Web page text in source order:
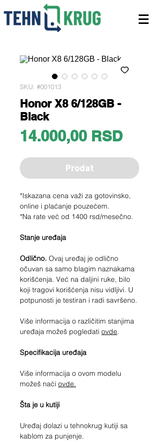
SKU: #001013
Honor X8 6/128GB -
Black
14.000,00 RSDPrice
Prodat
*Iskazana cena važi za gotovinsko,
online i plaćanje pouzećem.
*Na rate već od 1400 rsd/mesečno.
Stanje uređaja
Odlično. Ovaj uređaj je odlično
očuvan sa samo blagim naznakama
korišćenja. Već na daljini ruke, bilo
koji tragovi korišćenja nisu vidljivi. U
potpunosti je testiran i radi savršeno.
Više informacija o različitim stanjima
uređaja možeš pogledati ovde.
Specifikacija uređaja
Više informacija o ovom modelu
možeš naći ovde.
Šta je u kutiji
Uređaj dolazi u tehnokrug kutiji sa
kablom za punjenje.